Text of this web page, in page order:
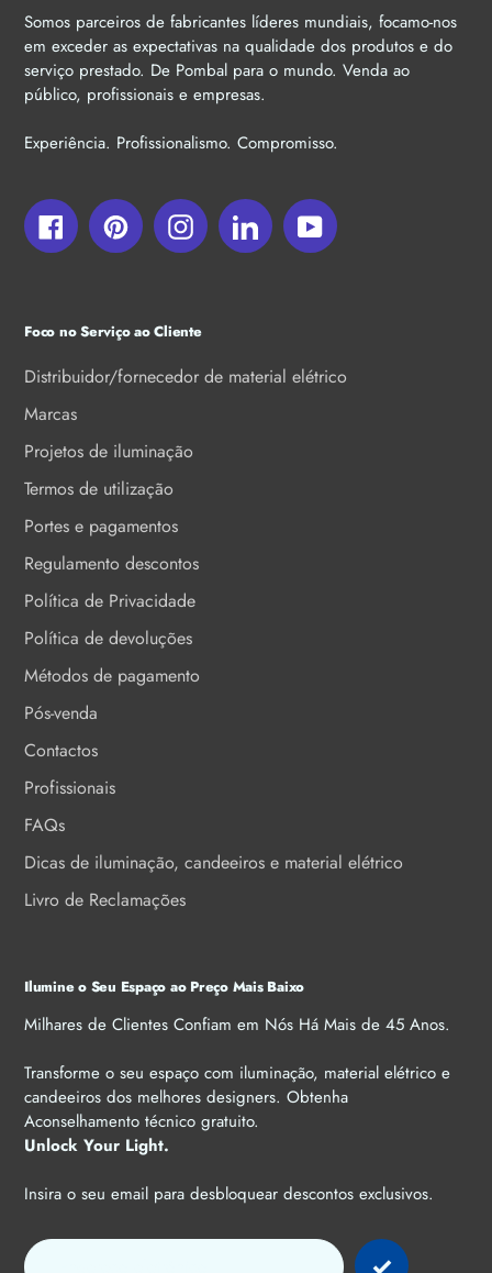
Somos parceiros de fabricantes líderes mundiais, focamo-nos
em exceder as expectativas na qualidade dos produtos e do
serviço prestado. De Pombal para o mundo. Venda ao
público, profissionais e empresas.
Experiência. Profissionalismo. Compromisso.
FacebookPinterestInstagramLinkedInYouTube
Foco no Serviço ao Cliente
Distribuidor/fornecedor de material elétrico
Marcas
Projetos de iluminação
Termos de utilização
Portes e pagamentos
Regulamento descontos
Política de Privacidade
Política de devoluções
Métodos de pagamento
Pós-venda
Contactos
Profissionais
FAQs
Dicas de iluminação, candeeiros e material elétrico
Livro de Reclamações
Ilumine o Seu Espaço ao Preço Mais Baixo
Milhares de Clientes Confiam em Nós Há Mais de 45 Anos.
Transforme o seu espaço com iluminação, material elétrico e
candeeiros dos melhores designers. Obtenha
Aconselhamento técnico gratuito.
Unlock Your Light.
Insira o seu email para desbloquear descontos exclusivos.